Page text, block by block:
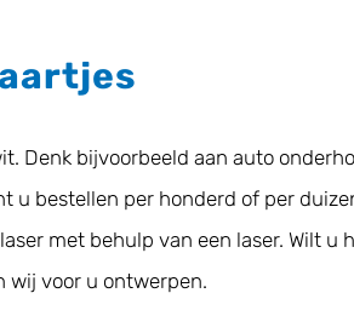
SCHOOL DRUKWERK
Denk bijvoorbeeld aan auto
u bestellen per honderd of per
met behulp van een laser. Wilt u
wij voor u ontwerpen.